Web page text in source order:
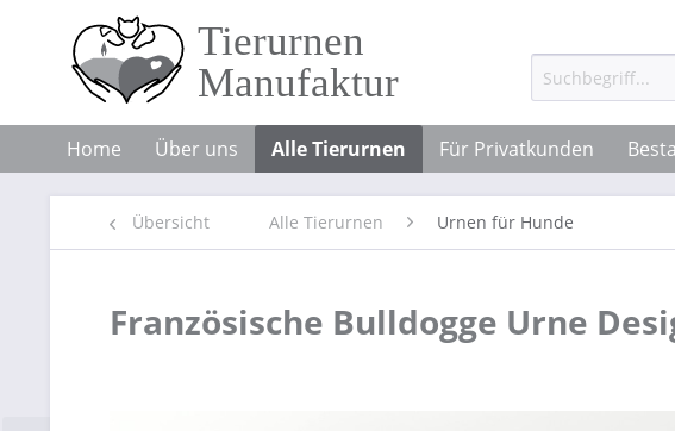
Home Über uns Alle Tierurnen Für Privatkunden
Übersicht Alle Tierurnen Urnen für Hunde
Französische Bulldogge Urne